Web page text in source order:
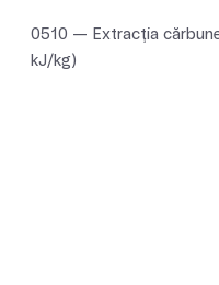
0510 — Extracţia
kJ/kg)